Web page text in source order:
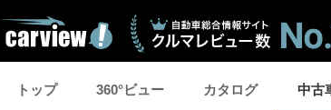
トップ 360°ビュー カタログ 中古